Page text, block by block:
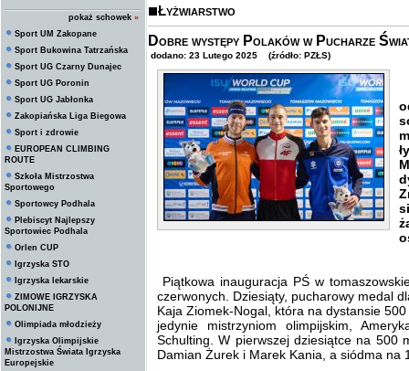
pokaż schowek »
Sport UM Zakopane
Sport Bukowina Tatrzańska
Sport UG Czarny Dunajec
Sport UG Poronin
Sport UG Jabłonka
Zakopiańska Liga Biegowa
Sport i zdrowie
EUROPEAN CLIMBING
ROUTE
Szkoła Mistrzostwa
Sportowego
Sportowcy Podhala
Plebiscyt Najlepszy
Sportowiec Podhala
Orlen CUP
Igrzyska STO
Igrzyska lekarskie
ZIMOWE IGRZYSKA
POLONIJNE
Olimpiada młodzieży
Igrzyska Olimpijskie
Mistrzostwa Świata Igrzyska
Europejskie
Łyżwiarstwo
Dobre występy Polaków w Pucharze
dodano: 23 Lutego 2025 (źródło: PZŁS)
Piątkowa inauguracja PŚ w
czerwonych. Dziesiąty, pucharowy medal
Kaja Ziomek-Nogal, która na dystansie
jedynie mistrzyniom olimpijskim,
Schulting. W pierwszej dziesiątce na 500
Damian Żurek i Marek Kania, a siódma na